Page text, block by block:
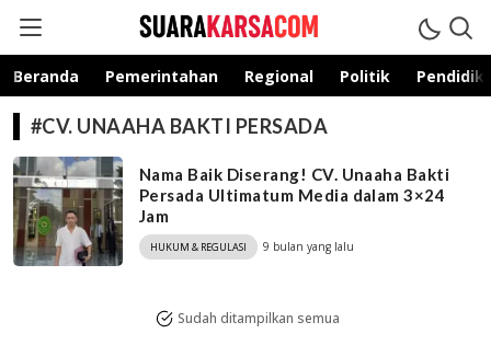
suarakarsa.com
Informasi terpercaya
Beranda Pemerintahan Regional Politik
#CV. UNAAHA BAKTI PERSADA
Nama Baik Diserang! CV. Unaaha Bakti
Persada Ultimatum Media dalam 3×24
Jam
HUKUM & REGULASI 9 bulan yang lalu
Sudah ditampilkan semua